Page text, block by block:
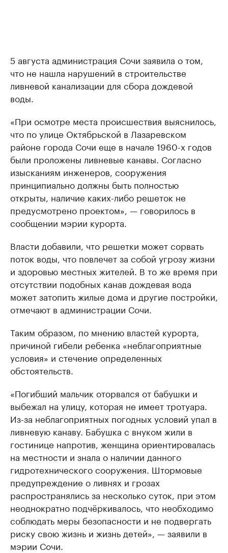
5 августа администрация Сочи заявила о том,
что не нашла нарушений в строительстве
ливневой канализации для сбора дождевой
воды.
«При осмотре места происшествия выяснилось,
что по улице Октябрьской в Лазаревском
районе города Сочи еще в начале 1960-х годов
были проложены ливневые канавы. Согласно
изысканиям инженеров, сооружения
принципиально должны быть полностью
открыты, наличие каких-либо решеток не
предусмотрено проектом», — говорилось в
сообщении мэрии курорта.
Власти добавили, что решетки может сорвать
поток воды, что повлечет за собой угрозу жизни
и здоровью местных жителей. В то же время при
отсутствии подобных канав дождевая вода
может затопить жилые дома и другие постройки,
отмечают в администрации Сочи.
Таким образом, по мнению властей курорта,
причиной гибели ребенка «неблагоприятные
условия» и стечение определенных
обстоятельств.
«Погибший мальчик оторвался от бабушки и
выбежал на улицу, которая не имеет тротуара.
Из-за неблагоприятных погодных условий упал в
ливневую канаву. Бабушка с внуком жили в
гостинице напротив, женщина ориентировалась
на местности и знала о наличии данного
гидротехнического сооружения. Штормовые
предупреждение о ливнях и грозах
распространялись за несколько суток, при этом
неоднократно подчёркивалось, что необходимо
соблюдать меры безопасности и не подвергать
риску свою жизнь и жизнь детей», — заявили в
мэрии Сочи.